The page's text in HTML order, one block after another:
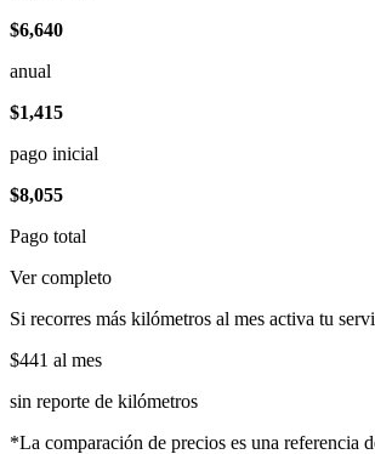
$6,640
anual
$1,415
pago inicial
$8,055
Pago total
Ver completo
Si recorres más kilómetros al mes activa tu
$441 al mes
sin reporte de kilómetros
*La comparación de precios es una referencia